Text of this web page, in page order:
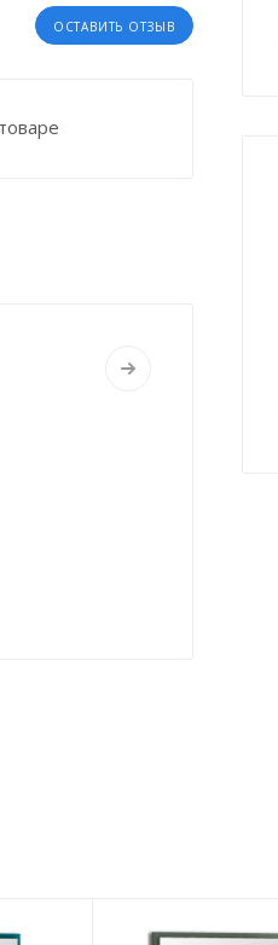
ОСТАВИТЬ ОТЗЫВ